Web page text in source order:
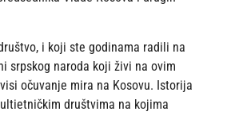
i koji ste godinama radili na
srpskog naroda koji živi na ovim
očuvanje mira na Kosovu. Istorija
društvima na kojima